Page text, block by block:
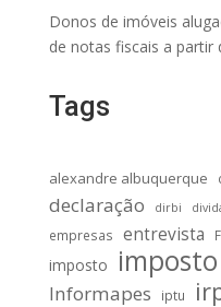
Donos de imóveis
de notas fiscais a partir
Tags
alexandre albuquerque
declaração
dirbi
empresas entrevista
imposto
Informapes iptu